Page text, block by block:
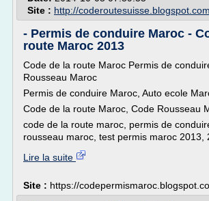
Site : http://coderoutesuisse.blogspot.com
- Permis de conduire Maroc -
route Maroc 2013
Code de la route Maroc Permis de
Rousseau Maroc
Permis de conduire Maroc, Auto ecole
Code de la route Maroc, Code Rousseau
code de la route maroc, permis de
rousseau maroc, test permis maroc 2013,
Lire la suite
Site : https://